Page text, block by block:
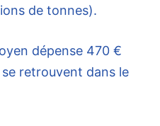
de tonnes).
dépense 470 €
retrouvent dans le